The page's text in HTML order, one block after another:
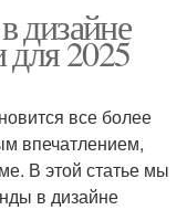
дизайне
2025
все более
впечатлением,
В этой статье мы
в дизайне